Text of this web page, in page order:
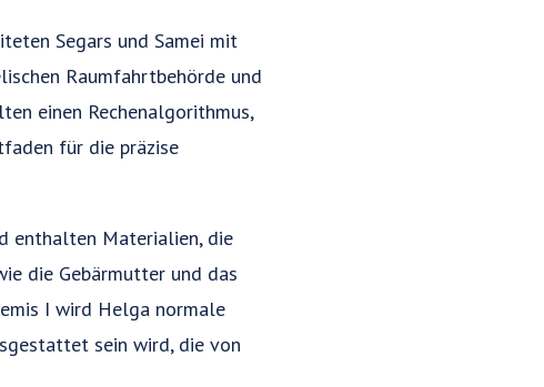
Segars und Samei mit
Raumfahrtbehörde und
einen Rechenalgorithmus,
für die präzise
enthalten Materialien, die
die Gebärmutter und das
I wird Helga normale
sein wird, die von